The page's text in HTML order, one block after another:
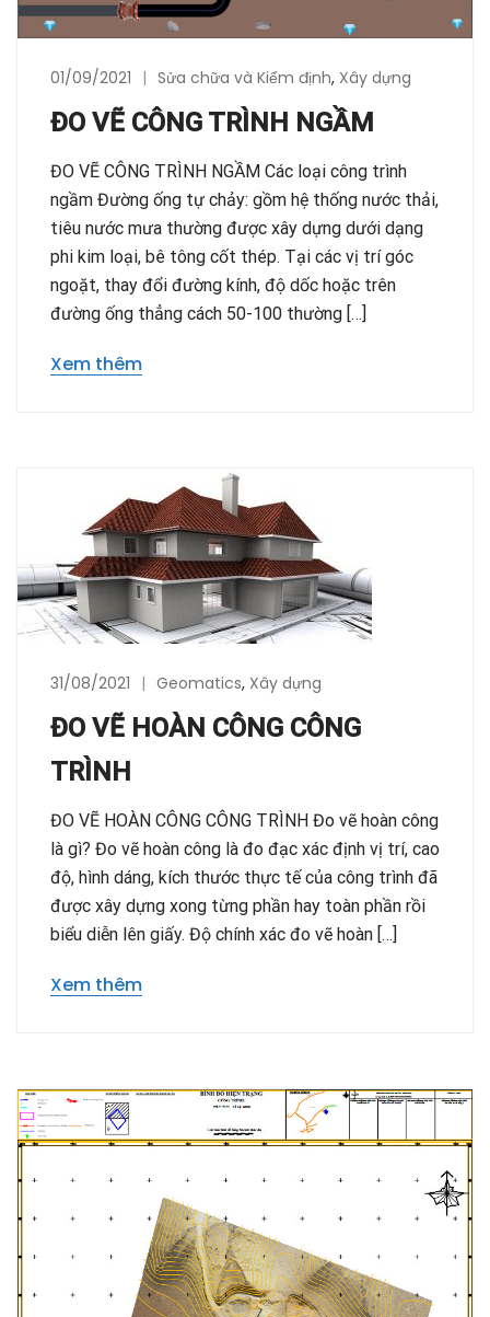
01/09/2021 Sửa chữa và Kiểm định, Xây dựng
ĐO VẼ CÔNG TRÌNH NGẦM
ĐO VẼ CÔNG TRÌNH NGẦM Các loại công trình
ngầm Đường ống tự chảy: gồm hệ thống nước thải,
tiêu nước mưa thường được xây dựng dưới dạng
phi kim loại, bê tông cốt thép. Tại các vị trí góc
ngoặt, thay đổi đường kính, độ dốc hoặc trên
đường ống thẳng cách 50-100 thường […]
Xem thêm
31/08/2021 Geomatics, Xây dựng
ĐO VẼ HOÀN CÔNG CÔNG
TRÌNH
ĐO VẼ HOÀN CÔNG CÔNG TRÌNH Đo vẽ hoàn công
là gì? Đo vẽ hoàn công là đo đạc xác định vị trí, cao
độ, hình dáng, kích thước thực tế của công trình đã
được xây dựng xong từng phần hay toàn phần rồi
biểu diễn lên giấy. Độ chính xác đo vẽ hoàn […]
Xem thêm